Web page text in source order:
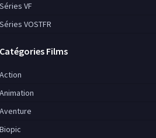
Séries VF
Séries VOSTFR
Catégories Films
Action
Animation
Aventure
Biopic